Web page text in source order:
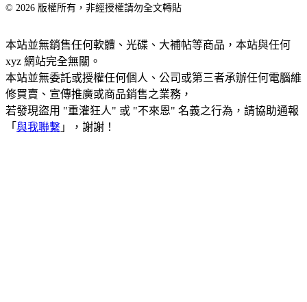
© 2026 版權所有，非經授權請勿全文轉貼
本站並無銷售任何軟體、光碟、大補帖等商品，本站與任何
xyz 網站完全無關。
本站並無委託或授權任何個人、公司或第三者承辦任何電腦維
修買賣、宣傳推廣或商品銷售之業務，
若發現盜用 "重灌狂人" 或 "不來恩" 名義之行為，請協助通報
「 與我聯繫 」，謝謝！